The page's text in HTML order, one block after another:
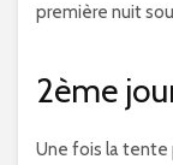
première nuit
2ème
Une fois la tente